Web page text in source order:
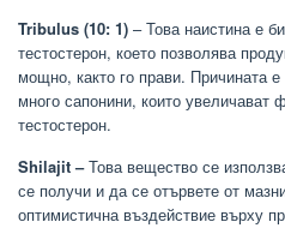
Tribulus (10: 1) – Това наистина е
тестостерон, което позволява
мощно, както го прави. Причината
много сапонини, които увеличават
тестостерон.
Shilajit –Това вещество се
се получи и да се отървете от
оптимистична въздействие върху